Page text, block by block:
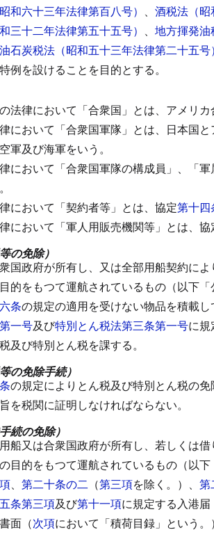
和六十三年法律第百八号） 、 酒税法（昭
三十二年法律第五十五号） 、 地方揮発油
石炭税法（昭和五十三年法律第二十五号）
例を設けることを目的とする。
法律において「合衆国」とは、アメリカ
において「合衆国軍隊」とは、日本国
軍及び海軍をいう。
において「合衆国軍隊の構成員」、「
において「契約者等」とは、協定第十四
において「軍人用販売機関等」とは、協
の免除）
国政府が所有し、又は全部用船契約に
的をもつて運航されているもの（以下
条の規定の適用を受けない物品を積載
一号及び特別とん税法第三条第一号に
及び特別とん税を課する。
の免除手続）
の規定によりとん税及び特別とん税の
を税関に証明しなければならない。
続の免除）
船又は合衆国政府が所有し、若しくは
目的をもつて運航されているもの（以下
、 第二十条の二 （第三項を除く。）、 第
条第三項及び第十一項に規定する入港届
面（次項において「積荷目録」という